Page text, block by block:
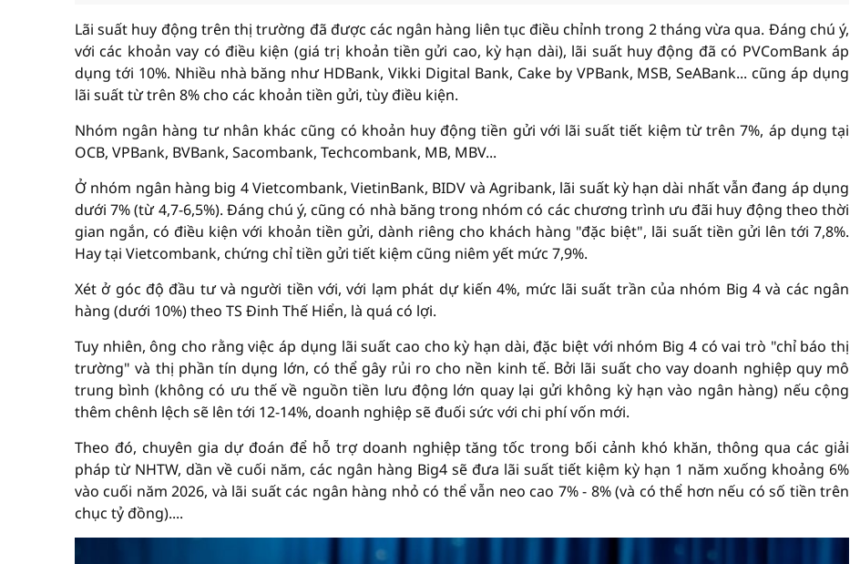
Lãi suất huy động trên thị trường đã được các ngân hàng liên tục điều chỉnh trong 2 tháng vừa qua. Đáng chú ý,
với các khoản vay có điều kiện (giá trị khoản tiền gửi cao, kỳ hạn dài), lãi suất huy động đã có PVComBank áp
dụng tới 10%. Nhiều nhà băng như HDBank, Vikki Digital Bank, Cake by VPBank, MSB, SeABank... cũng áp dụng
lãi suất từ trên 8% cho các khoản tiền gửi, tùy điều kiện.
Nhóm ngân hàng tư nhân khác cũng có khoản huy động tiền gửi với lãi suất tiết kiệm từ trên 7%, áp dụng tại
OCB, VPBank, BVBank, Sacombank, Techcombank, MB, MBV...
Ở nhóm ngân hàng big 4 Vietcombank, VietinBank, BIDV và Agribank, lãi suất kỳ hạn dài nhất vẫn đang áp dụng
dưới 7% (từ 4,7-6,5%). Đáng chú ý, cũng có nhà băng trong nhóm có các chương trình ưu đãi huy động theo thời
gian ngắn, có điều kiện với khoản tiền gửi, dành riêng cho khách hàng "đặc biệt", lãi suất tiền gửi lên tới 7,8%.
Hay tại Vietcombank, chứng chỉ tiền gửi tiết kiệm cũng niêm yết mức 7,9%.
Xét ở góc độ đầu tư và người tiền với, với lạm phát dự kiến 4%, mức lãi suất trần của nhóm Big 4 và các ngân
hàng (dưới 10%) theo TS Đinh Thế Hiển, là quá có lợi.
Tuy nhiên, ông cho rằng việc áp dụng lãi suất cao cho kỳ hạn dài, đặc biệt với nhóm Big 4 có vai trò "chỉ báo thị
trường" và thị phần tín dụng lớn, có thể gây rủi ro cho nền kinh tế. Bởi lãi suất cho vay doanh nghiệp quy mô
trung bình (không có ưu thế về nguồn tiền lưu động lớn quay lại gửi không kỳ hạn vào ngân hàng) nếu cộng
thêm chênh lệch sẽ lên tới 12-14%, doanh nghiệp sẽ đuối sức với chi phí vốn mới.
Theo đó, chuyên gia dự đoán để hỗ trợ doanh nghiệp tăng tốc trong bối cảnh khó khăn, thông qua các giải
pháp từ NHTW, dần về cuối năm, các ngân hàng Big4 sẽ đưa lãi suất tiết kiệm kỳ hạn 1 năm xuống khoảng 6%
vào cuối năm 2026, và lãi suất các ngân hàng nhỏ có thể vẫn neo cao 7% - 8% (và có thể hơn nếu có số tiền trên
chục tỷ đồng)....